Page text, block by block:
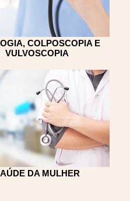
COLPOSCOPIA E
VULVOSCOPIA
DA MULHER